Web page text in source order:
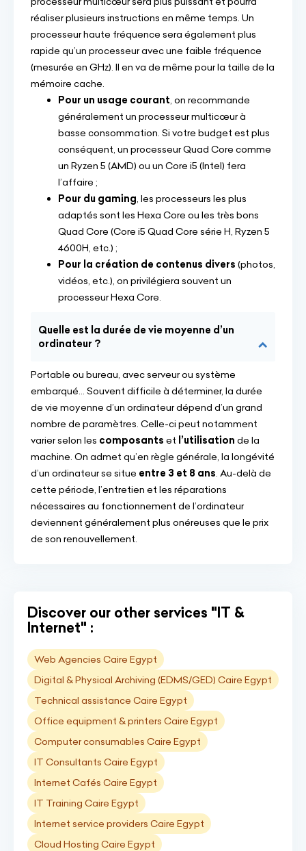
réaliser plusieurs instructions en même temps. Un
processeur haute fréquence sera également plus
rapide qu’un processeur avec une faible fréquence
(mesurée en GHz). Il en va de même pour la taille de la
mémoire cache.
Pour un usage courant , on recommande
généralement un processeur multicœur à
basse consommation. Si votre budget est plus
conséquent, un processeur Quad Core comme
un Ryzen 5 (AMD) ou un Core i5 (Intel) fera
l’affaire ;
Pour du gaming , les processeurs les plus
adaptés sont les Hexa Core ou les très bons
Quad Core (Core i5 Quad Core série H, Ryzen 5
4600H, etc.) ;
Pour la création de contenus divers (photos,
vidéos, etc.), on privilégiera souvent un
processeur Hexa Core.
Quelle est la durée de vie moyenne d’un
ordinateur ?
Portable ou bureau, avec serveur ou système
embarqué... Souvent difficile à déterminer, la durée
de vie moyenne d’un ordinateur dépend d’un grand
nombre de paramètres. Celle-ci peut notamment
varier selon les composants et l’utilisation de la
machine. On admet qu’en règle générale, la longévité
d’un ordinateur se situe entre 3 et 8 ans. Au-delà de
cette période, l’entretien et les réparations
nécessaires au fonctionnement de l’ordinateur
deviennent généralement plus onéreuses que le prix
de son renouvellement.
Discover our other services "IT &
Internet" :
Web Agencies Caire Egypt
Digital & Physical Archiving (EDMS/GED) Caire Egypt
Technical assistance Caire Egypt
Office equipment & printers Caire Egypt
Computer consumables Caire Egypt
IT Consultants Caire Egypt
Internet Cafés Caire Egypt
IT Training Caire Egypt
Internet service providers Caire Egypt
Cloud Hosting Caire Egypt